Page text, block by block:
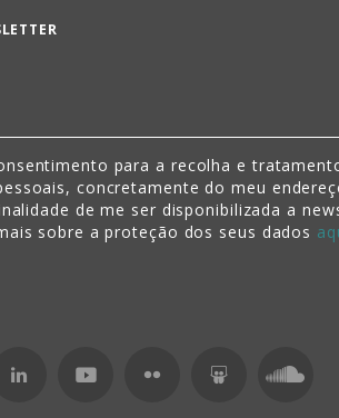
para a recolha e
concretamente do meu
de me ser disponibilizada a
sobre a proteção dos seus dados